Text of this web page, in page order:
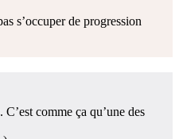
s’occuper de progression
comme ça qu’une des